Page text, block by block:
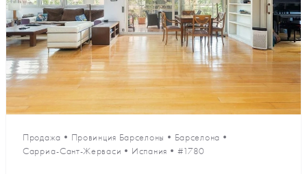
Продажа • Провинция Барселоны • Барселона •
Сарриа-Сант-Жерваси • Испания • #1780